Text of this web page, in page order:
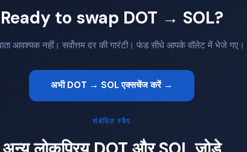
Ready to swap DOT → SOL?
आवश्यक नहीं। सर्वोत्तम दर की गारंटी। फंड सीधे आपके वॉलेट में भेजे गए।
अभी DOT → SOL एक्सचेंज करें →
संबंधित स्वैप